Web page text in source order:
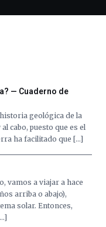
— Cuaderno de
geológica de la
cabo, puesto que es el
ha facilitado que […]
vamos a viajar a hace
arriba o abajo),
solar. Entonces,